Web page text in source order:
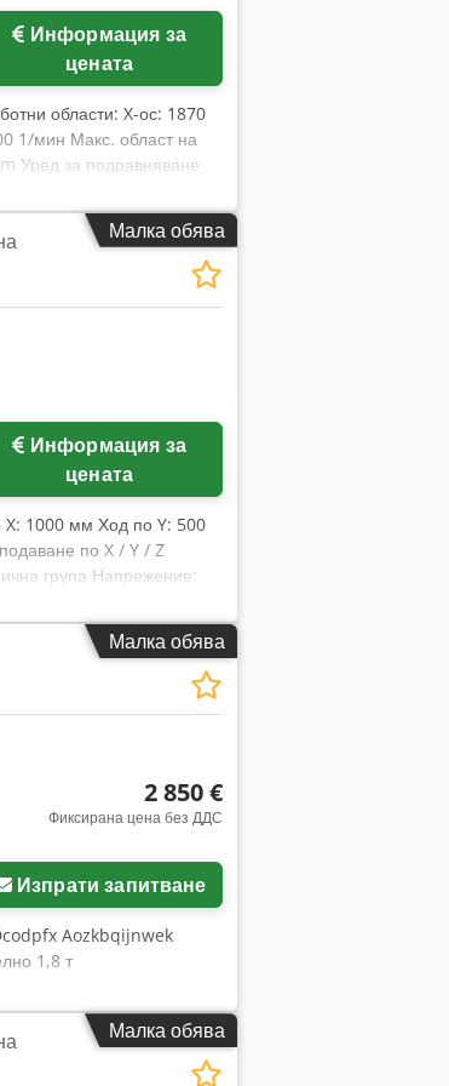
цената
области: X-ос: 1870
1/мин Макс. област на
Уред за подравняване
Макс. ширина: 100
на шпиндела: 800 mm
12 000 kg
Измервателна система -
за изсмукване на
охладител за
се предлага срещу
Малка обява
цената
1000 мм Ход по Y: 500
по X / Y / Z
група Напрежение:
Anwsk Тегло: около
Малка обява
2 850 €
Фиксирана цена без ДДС
Изпрати запитване
Aozkbqijnwek
1,8 т
Малка обява